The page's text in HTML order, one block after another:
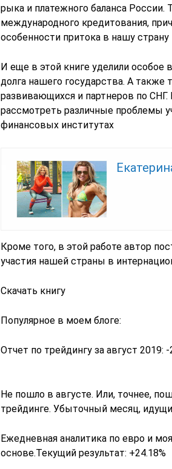
рыка и платежного баланса
международного кредитования,
особенности притока в нашу
И еще в этой книге уделили особое
долга нашего государства. А также
развивающихся и партнеров по СНГ.
рассмотреть различные проблемы
финансовых институтах
Кроме того, в этой работе автор
участия нашей страны в
Скачать книгу
Популярное в моем блоге:
Отчет по трейдингу за август 2019: -
Не пошло в августе. Или, точнее,
трейдинге. Убыточный месяц,
Ежедневная аналитика по евро и
основе.Текущий результат: +24.18%